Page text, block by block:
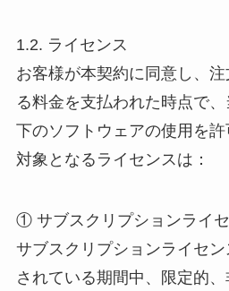
1.2. ライセンス
お客様が本契約に同意し、
る料金を支払われた時点で
下のソフトウェアの使用を許
対象となるライセンスは：
① サブスクリプションライ
サブスクリプションライセ
されている期間中、限定的